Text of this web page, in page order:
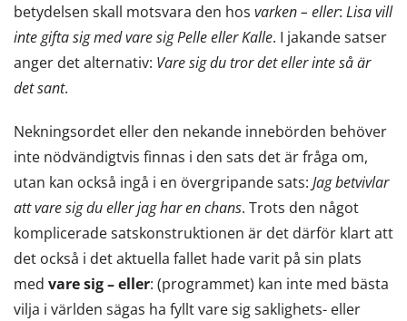
betydelsen skall motsvara den hos varken – eller: Lisa vill
inte gifta sig med vare sig Pelle eller Kalle. I jakande satser
anger det alternativ: Vare sig du tror det eller inte så är
det sant.
Nekningsordet eller den nekande innebörden behöver
inte nödvändigtvis finnas i den sats det är fråga om,
utan kan också ingå i en övergripande sats: Jag betvivlar
att vare sig du eller jag har en chans. Trots den något
komplicerade satskonstruktionen är det därför klart att
det också i det aktuella fallet hade varit på sin plats
med vare sig – eller: (programmet) kan inte med bästa
vilja i världen sägas ha fyllt vare sig saklighets- eller